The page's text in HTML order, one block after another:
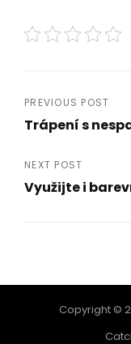
Navigace
pro
příspěvek
PREVIOUS POST
Trápení s
Post
NEXT POST
Využijte i
Copyright ©